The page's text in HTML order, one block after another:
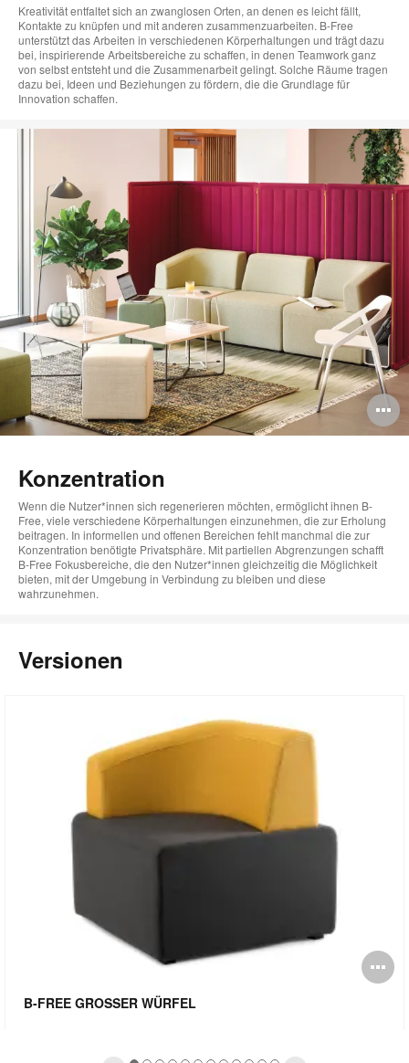
Kreativität entfaltet sich an zwanglosen Orten, an denen es leicht fällt,
Kontakte zu knüpfen und mit anderen zusammenzuarbeiten. B-Free
unterstützt das Arbeiten in verschiedenen Körperhaltungen und trägt dazu
bei, inspirierende Arbeitsbereiche zu schaffen, in denen Teamwork ganz
von selbst entsteht und die Zusammenarbeit gelingt. Solche Räume tragen
dazu bei, Ideen und Beziehungen zu fördern, die die Grundlage für
Innovation schaffen.
Konzentration
Wenn die Nutzer*innen sich regenerieren möchten, ermöglicht ihnen B-
Free, viele verschiedene Körperhaltungen einzunehmen, die zur Erholung
beitragen. In informellen und offenen Bereichen fehlt manchmal die zur
Konzentration benötigte Privatsphäre. Mit partiellen Abgrenzungen schafft
B-Free Fokusbereiche, die den Nutzer*innen gleichzeitig die Möglichkeit
bieten, mit der Umgebung in Verbindung zu bleiben und diese
wahrzunehmen.
Versionen
B-FREE GROSSER WÜRFEL